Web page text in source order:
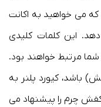
که می خواهید به اکانت
دهد. این کلمات کلیدی
مرتبط خواهند بود.
باشد، کیورد پلنر به
چرم را پیشنهاد می